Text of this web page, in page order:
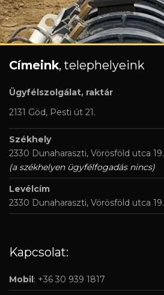
Címeink, telephelyeink
Ügyfélszolgálat, raktár
2131 Göd, Pesti út 21.
Székhely
2330 Dunaharaszti, Vörösföld utca 19.
(a székhelyen ügyfélfogadás nincs)
Levélcím
2330 Dunaharaszti, Vörösföld utca 19.
Kapcsolat:
Mobil: +36 30 939 1817